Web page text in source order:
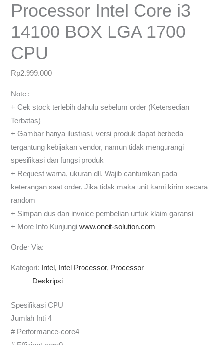
Processor Intel Core i3
14100 BOX LGA 1700
CPU
Rp2.999.000
Note :
+ Cek stock terlebih dahulu sebelum order (Ketersedian
Terbatas)
+ Gambar hanya ilustrasi, versi produk dapat berbeda
tergantung kebijakan vendor, namun tidak mengurangi
spesifikasi dan fungsi produk
+ Request warna, ukuran dll. Wajib cantumkan pada
keterangan saat order, Jika tidak maka unit kami kirim secara
random
+ Simpan dus dan invoice pembelian untuk klaim garansi
+ More Info Kunjungiwww.oneit-solution.com
Order Via:
Kategori: Intel , Intel Processor, Processor
Deskripsi
Spesifikasi CPU
Jumlah Inti 4
# Performance-core4